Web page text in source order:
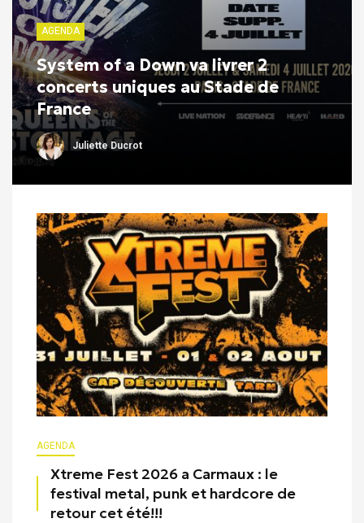
AGENDA
System of a Down va livrer 2
concerts uniques au Stade de
France
Juliette Ducrot
AGENDA
Xtreme Fest 2026 a Carmaux : le
festival metal, punk et hardcore de
retour cet été!!!